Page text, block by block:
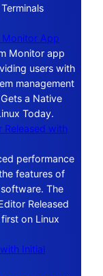
Monitor App
Monitor app
users with
management
a Native
Today.
with
performance
features of
The
Released
on Linux
Initial